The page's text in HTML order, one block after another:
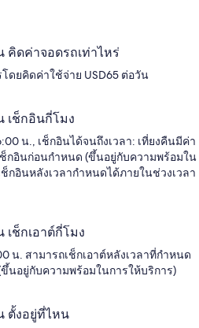
คิดค่าจอดรถเท่าไหร่
ดยคิดค่าใช้จ่าย USD65 ต่อวัน
เช็กอินกี่โมง
น., เช็กอินได้จนถึงเวลา: เที่ยงคืนมีค่า
กอินก่อนกำหนด (ขึ้นอยู่กับความพร้อมใน
กอินหลังเวลากำหนดได้ภายในช่วงเวลา
เช็กเอาต์กี่โมง
น. สามารถเช็กเอาต์หลังเวลาที่กำหนด
นอยู่กับความพร้อมในการให้บริการ)
ตั้งอยู่ที่ไหน